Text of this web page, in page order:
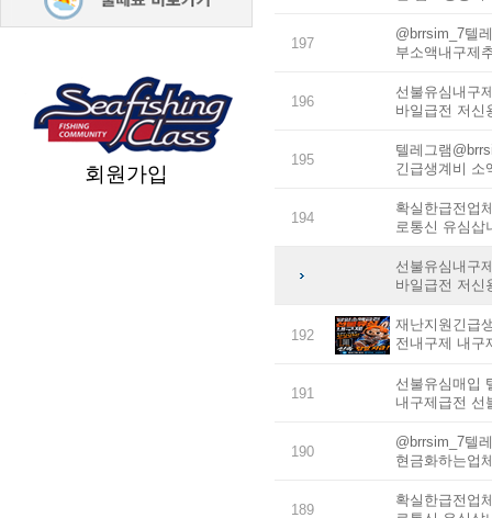
회원가입
197
@brrsim_7텔
부소액내구제
196
선불유심내구
바일급전 저신
195
텔레그램
긴급생계비 소
194
확실한급전업
로통신 유심삽
선불유심내구
바일급전 저신
192
재난지원긴급
전내구제 내구
191
선불유심매입
내구제급전 선
190
@brrsim_7텔
현금화하는업
189
확실한급전업